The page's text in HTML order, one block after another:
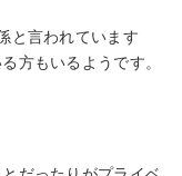
と言われています
方もいるようです。